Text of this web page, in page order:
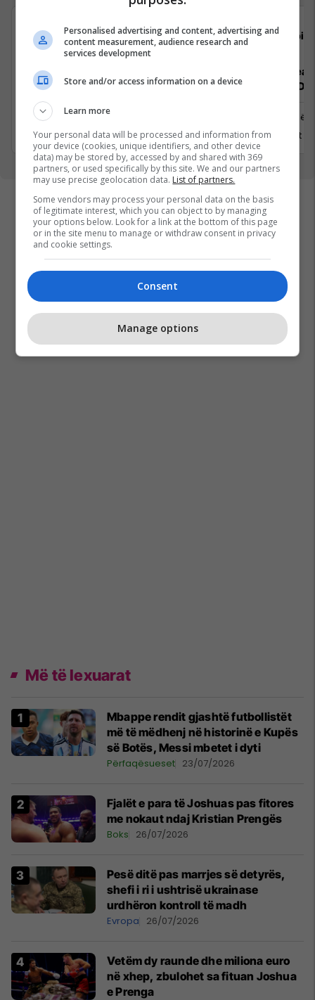
cpit comparit GmbH
Senior Product Designer (UX/UI) 4-
Day Workweek
Prishtinë
7 Gusht 2026
cpit
Senior
.NET) 4-
Prishtinë
5 Gusht
Më të lexuarat
Mbappe rendit gjashtë futbollistët
më të mëdhenj në historinë e Kupës
së Botës, Messi mbetet i dyti
Përfaqësueset 23/07/2026
Fjalët e para të Joshuas pas fitores
me nokaut ndaj Kristian Prengës
Boks 26/07/2026
Pesë ditë pas marrjes së detyrës,
shefi i ri i ushtrisë ukrainase
urdhëron kontroll të madh
Evropa 26/07/2026
Vetëm dy raunde dhe miliona euro
në xhep, zbulohet sa fituan Joshua
e Prenga
Personalised advertising and content, advertising and
content measurement, audience research and
services development
Store and/or access information on a device
Learn more
Your personal data will be processed and information from
your device (cookies, unique identifiers, and other device
data) may be stored by, accessed by and shared with 369
partners, or used specifically by this site. We and our partners
may use precise geolocation data. List of partners.
Some vendors may process your personal data on the basis
of legitimate interest, which you can object to by managing
your options below. Look for a link at the bottom of this page
or in the site menu to manage or withdraw consent in privacy
and cookie settings.
Consent
Manage options